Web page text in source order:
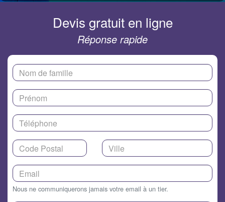
Devis gratuit en ligne
Réponse rapide
Nous ne communiquerons jamais votre email à un tier.